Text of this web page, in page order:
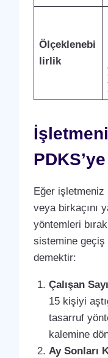
Ölçeklenebi
lirlik
Eğer işletmeniz
veya birkaçını
yöntemleri
sistemine geçiş
demektir:
Çalışan
15 kişiyi
tasarruf
kalemine
Ay Sonları